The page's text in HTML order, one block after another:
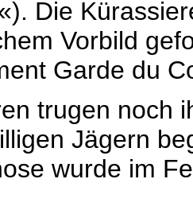
Die
Vorbild
Garde du
trugen noch
Jägern
wurde im